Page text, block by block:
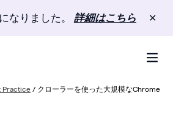
なりました。 詳細はこちら ✕
Practice / クローラーを使った大規模なChrome